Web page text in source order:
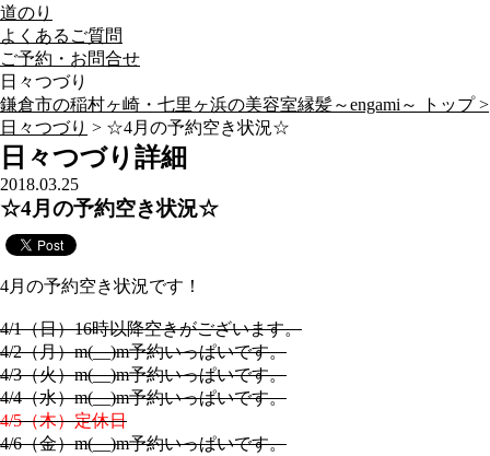
道のり
よくあるご質問
ご予約・お問合せ
日々つづり
鎌倉市の稲村ヶ崎・七里ヶ浜の美容室縁髪～engami～ トップ >
日々つづり > ☆4月の予約空き状況☆
日々つづり詳細
2018.03.25
☆4月の予約空き状況☆
4月の予約空き状況です！
4/1（日）16時以降空きがございます。
4/2（月）m(__)m予約いっぱいです。
4/3（火）m(__)m予約いっぱいです。
4/4（水）m(__)m予約いっぱいです。
4/5（木）定休日
4/6（金）m(__)m予約いっぱいです。